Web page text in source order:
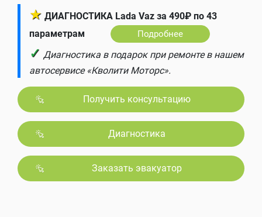
★ ДИАГНОСТИКА Lada Vaz за 490₽ по 43
параметрам
Подробнее
✓ Диагностика в подарок при ремонте в нашем
автосервисе «Кволити Моторс».
Получить консультацию
Диагностика
Заказать эвакуатор